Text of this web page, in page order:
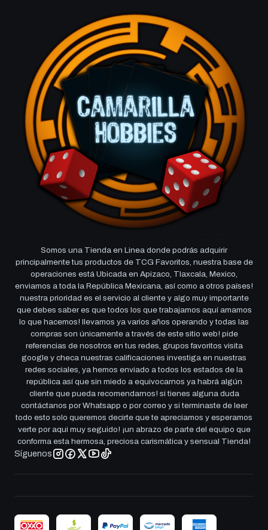
Somos una Tienda en Linea donde podrás adquirir
principalmente tus productos de TCG Favoritos, nuestra base de
operaciones está Ubicada en Apizaco, Tlaxcala, Mexico,
enviamos a toda la República Mexicana, así como a otros países!
nuestra prioridad es el servicio al cliente y algo muy importante
que debes saber es que todos los que trabajamos aquí amamos
lo que hacemos! llevamos ya varios años operando y todas las
compras son únicamente a través de este sitio web! pide
referencias de nosotros en tus redes, grupos favoritos visita
google y checa nuestras calificaciones investiga en nuestras
redes sociales, ya hemos enviado a todos los estados de la
república así que sin miedo a equivocarnos ya habrá algún
cliente que pueda recomendarnos! si tienes alguna duda
contáctanos por Whatsapp o por correo y si terminaste de leer
todo esto solo queremos decirte que te apreciamos y esperamos
verte por aqui muy seguido! ¡un abrazo de parte del equipo que
conforma esta hermosa, preciosa carismática y sensual Tienda!
Síguenos